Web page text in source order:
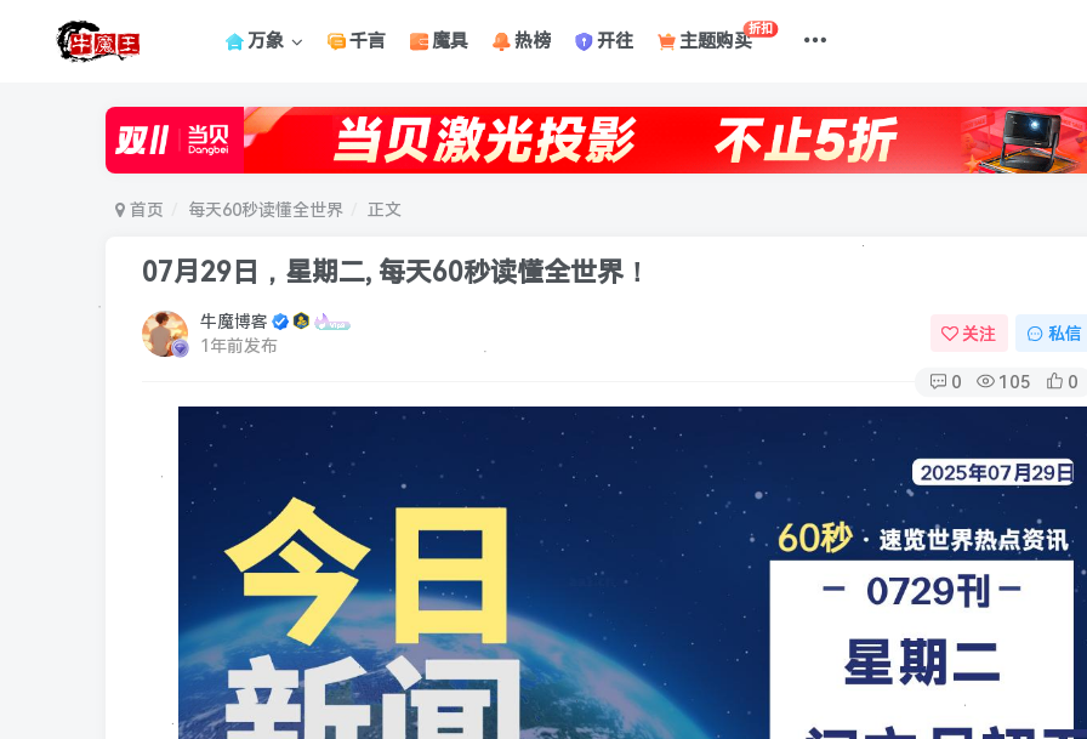
万象 千言 魔具 热榜 开往 主题购买
折扣
首页 每天60秒读懂全世界 正文
07月29日，星期二, 每天60秒读懂全世界！
牛魔博客
1年前发布
关注 私信
0 105 0